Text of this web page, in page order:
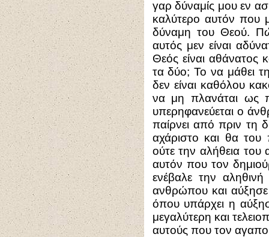
γαρ δύναμίς μου εν
καλύτερο αυτόν που
δύναμη του Θεού.
αυτός μεν είναι
Θεός είναι αθάνατος
τα δύο; Το να μάθει
δεν είναι καθόλου
να μη πλανάται ως
υπερηφανεύεται ο
παίρνει από πριν τη
αχάριστο και θα του
ούτε την αλήθεια του
αυτόν που τον
ενέβαλε την
ανθρώπου και
όπου υπάρχει η
μεγαλύτερη και
αυτούς που τον